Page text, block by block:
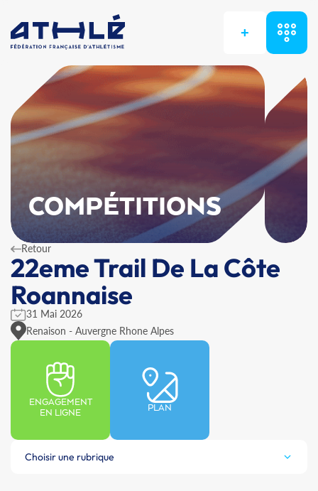
+
COMPÉTITIONS
Retour
22eme Trail De La Côte
Roannaise
31 Mai 2026
Renaison - Auvergne Rhone Alpes
ENGAGEMENT
EN LIGNE
PLAN
Choisir une rubrique